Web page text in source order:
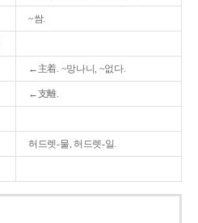
~쌈.
←主着. ~망나니, ~없다.
←支離.
허드렛-물, 허드렛-일.